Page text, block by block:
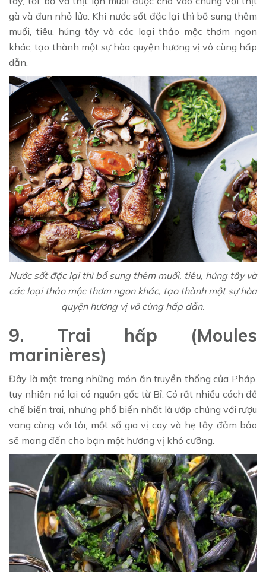
gà và đun nhỏ lửa. Khi nước sốt đặc lại thì bổ sung thêm
muối, tiêu, húng tây và các loại thảo mộc thơm ngon
khác, tạo thành một sự hòa quyện hương vị vô cùng hấp
dẫn.
Nước sốt đặc lại thì bổ sung thêm muối, tiêu, húng tây và
các loại thảo mộc thơm ngon khác, tạo thành một sự hòa
quyện hương vị vô cùng hấp dẫn.
9. Trai hấp (Moules
marinières)
Đây là một trong những món ăn truyền thống của Pháp,
tuy nhiên nó lại có nguồn gốc từ Bỉ. Có rất nhiều cách để
chế biến trai, nhưng phổ biến nhất là ướp chúng với rượu
vang cùng với tỏi, một số gia vị cay và hẹ tây đảm bảo
sẽ mang đến cho bạn một hương vị khó cưỡng.